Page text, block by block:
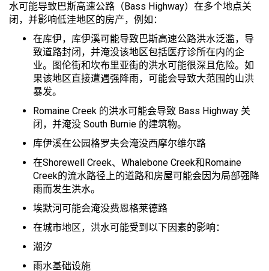
水可能导致巴斯高速公路（Bass Highway）在多个地点关
闭，并影响低洼地区的房产，例如：
在库伊，库伊溪可能导致巴斯高速公路洪水泛滥，导
致道路封闭，并淹没该地区包括医疗诊所在内的企
业。图伦街和坎布里亚街的洪水可能很深且危险。如
果该地区直接遭遇强降雨，可能会导致大范围的山洪
暴发。
Romaine Creek 的洪水可能会导致 Bass Highway 关
闭，并淹没 South Burnie 的建筑物。
库伊溪在公园格罗夫会淹没西摩尔维尔路
在Shorewell Creek、Whalebone Creek和Romaine
Creek的流水路径上的道路和房屋可能会因为局部强降
雨而发生洪水。
埃默河可能会淹没费恩格莱德路
在城市地区，洪水可能受到以下因素的影响：
潮汐
雨水基础设施